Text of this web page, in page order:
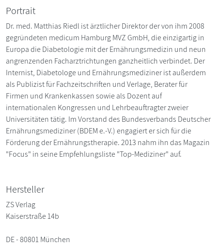
Portrait
Dr. med. Matthias Riedl ist ärztlicher Direktor der von ihm 2008
gegründeten medicum Hamburg MVZ GmbH, die einzigartig in
Europa die Diabetologie mit der Ernährungsmedizin und neun
angrenzenden Facharztrichtungen ganzheitlich verbindet. Der
Inter­nist, Diabetologe und Ernährungsmediziner ist außer­dem
als Publizist für Fachzeitschriften und Verlage, ­Berater für
Firmen und Krankenkassen sowie als Dozent auf
internationalen Kongressen und Lehrbeauftragter zweier
Universitäten tätig. Im Vorstand des Bundesverbands Deutscher
Ernährungsmediziner (BDEM e.-V.) engagiert er sich für die
Förderung der Ernährungstherapie. 2013 nahm ihn das Magazin
"Focus" in seine Empfehlungsliste "Top-Mediziner" auf.
Hersteller
ZS Verlag
Kaiserstraße 14b
DE - 80801 München